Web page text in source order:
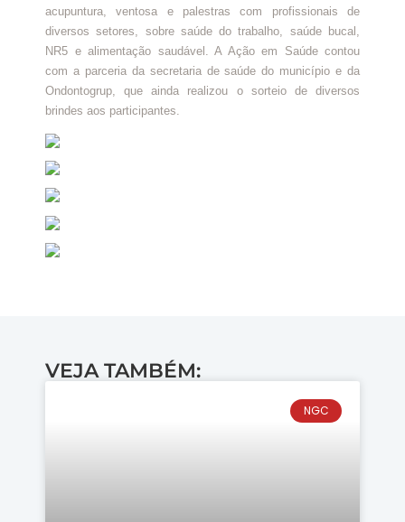
acupuntura, ventosa e palestras com profissionais de
diversos setores, sobre saúde do trabalho, saúde bucal,
NR5 e alimentação saudável. A Ação em Saúde contou
com a parceria da secretaria de saúde do município e da
Ondontogrup, que ainda realizou o sorteio de diversos
brindes aos participantes.
VEJA TAMBÉM:
NGC